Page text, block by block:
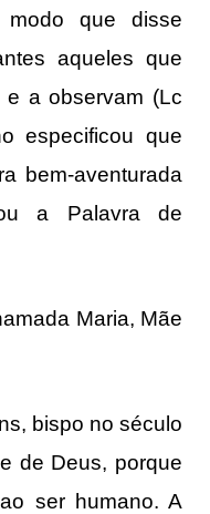
que disse
aqueles que
a observam (Lc
especificou que
bem-aventurada
a Palavra de
Maria, Mãe
bispo no século
de Deus, porque
ser humano. A